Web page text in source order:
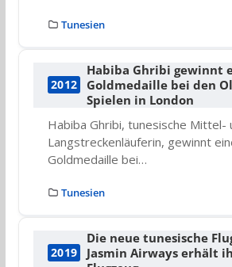
Tunesien
2012
Habiba Ghribi gewinnt
Goldmedaille bei den
Spielen in London
Habiba Ghribi, tunesische Mittel-
Langstreckenläuferin, gewinnt
Goldmedaille bei…
Tunesien
2019
Die neue tunesische
Jasmin Airways erhält